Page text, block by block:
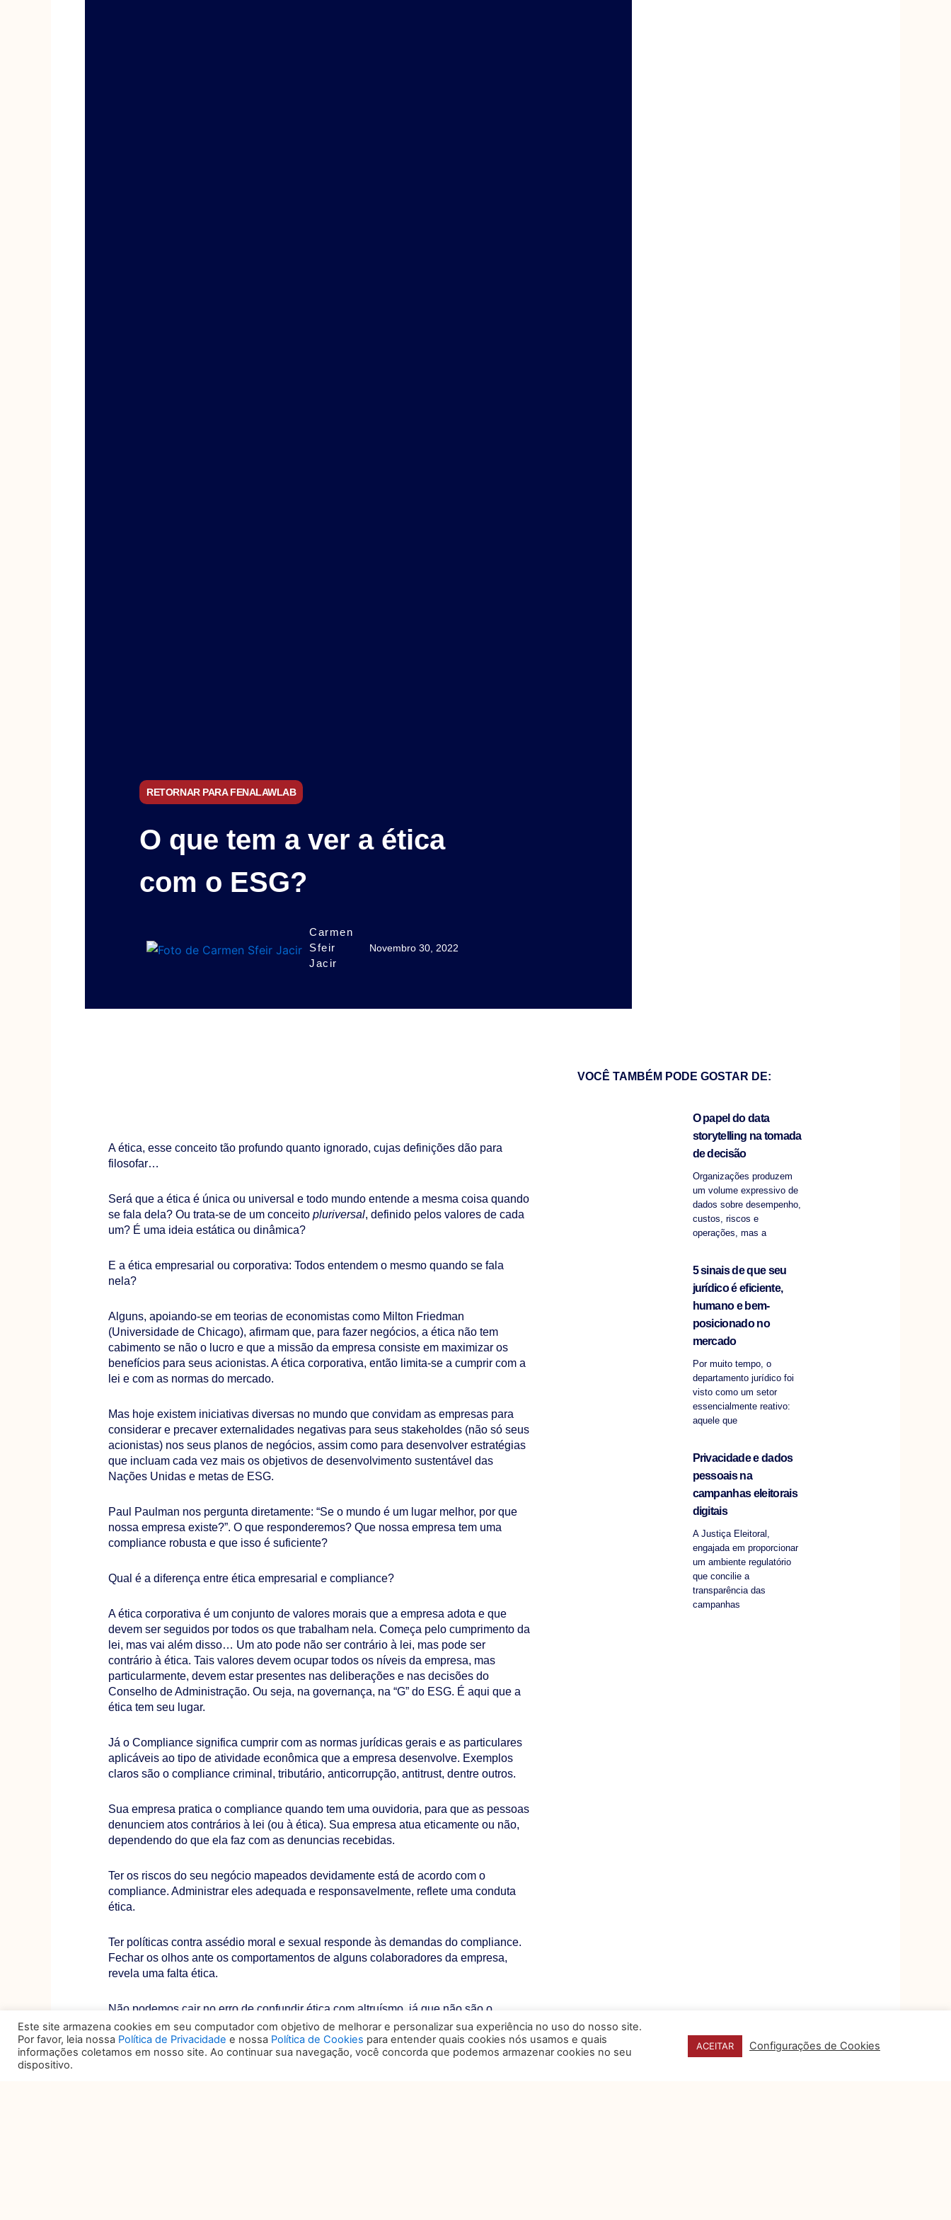
RETORNAR PARA FENALAWLAB
O que tem a ver a ética
com o ESG?
Carmen
Sfeir
Jacir
Novembro 30, 2022
A ética, esse conceito tão profundo quanto ignorado, cujas definições dão para
filosofar…
Será que a ética é única ou universal e todo mundo entende a mesma coisa quando
se fala dela? Ou trata-se de um conceitopluriversal, definido pelos valores de cada
um? É uma ideia estática ou dinâmica?
E a ética empresarial ou corporativa: Todos entendem o mesmo quando se fala
nela?
Alguns, apoiando-se em teorias de economistas como Milton Friedman
(Universidade de Chicago), afirmam que, para fazer negócios, a ética não tem
cabimento se não o lucro e que a missão da empresa consiste em maximizar os
benefícios para seus acionistas. A ética corporativa, então limita-se a cumprir com a
lei e com as normas do mercado.
Mas hoje existem iniciativas diversas no mundo que convidam as empresas para
considerar e precaver externalidades negativas para seus stakeholdes (não só seus
acionistas) nos seus planos de negócios, assim como para desenvolver estratégias
que incluam cada vez mais os objetivos de desenvolvimento sustentável das
Nações Unidas e metas de ESG.
Paul Paulman nos pergunta diretamente: “Se o mundo é um lugar melhor, por que
nossa empresa existe?”. O que responderemos? Que nossa empresa tem uma
compliance robusta e que isso é suficiente?
Qual é a diferença entre ética empresarial e compliance?
A ética corporativa é um conjunto de valores morais que a empresa adota e que
devem ser seguidos por todos os que trabalham nela. Começa pelo cumprimento da
lei, mas vai além disso… Um ato pode não ser contrário à lei, mas pode ser
contrário à ética. Tais valores devem ocupar todos os níveis da empresa, mas
particularmente, devem estar presentes nas deliberações e nas decisões do
Conselho de Administração. Ou seja, na governança, na “G” do ESG. É aqui que a
ética tem seu lugar.
Já o Compliance significa cumprir com as normas jurídicas gerais e as particulares
aplicáveis ao tipo de atividade econômica que a empresa desenvolve. Exemplos
claros são o compliance criminal, tributário, anticorrupção, antitrust, dentre outros.
Sua empresa pratica o compliance quando tem uma ouvidoria, para que as pessoas
denunciem atos contrários à lei (ou à ética). Sua empresa atua eticamente ou não,
dependendo do que ela faz com as denuncias recebidas.
Ter os riscos do seu negócio mapeados devidamente está de acordo com o
compliance. Administrar eles adequada e responsavelmente, reflete uma conduta
ética.
Ter políticas contra assédio moral e sexual responde às demandas do compliance.
Fechar os olhos ante os comportamentos de alguns colaboradores da empresa,
revela uma falta ética.
Não podemos cair no erro de confundir ética com altruísmo, já que não são o
mesmo. A ética também não é contrária ao legítimo objetivo de criar valor para os
acionistas. Muito pelo contrário, a ética é o elemento que permite aos conselhos de
administração distinguir entre criar valor de corto, mediano ou de longo prazo para
VOCÊ TAMBÉM PODE GOSTAR DE:
O papel do data
storytelling na tomada
de decisão
Organizações produzem
um volume expressivo de
dados sobre desempenho,
custos, riscos e
operações, mas a
5 sinais de que seu
jurídico é eficiente,
humano e bem-
posicionado no
mercado
Por muito tempo, o
departamento jurídico foi
visto como um setor
essencialmente reativo:
aquele que
Privacidade e dados
pessoais na
campanhas eleitorais
digitais
A Justiça Eleitoral,
engajada em proporcionar
um ambiente regulatório
que concilie a
transparência das
campanhas
Este site armazena cookies em seu computador com objetivo de melhorar e personalizar sua experiência no uso do nosso site.
Por favor, leia nossa Política de Privacidade e nossa Política de Cookies para entender quais cookies nós usamos e quais
informações coletamos em nosso site. Ao continuar sua navegação, você concorda que podemos armazenar cookies no seu
dispositivo.
ACEITAR Configurações de Cookies